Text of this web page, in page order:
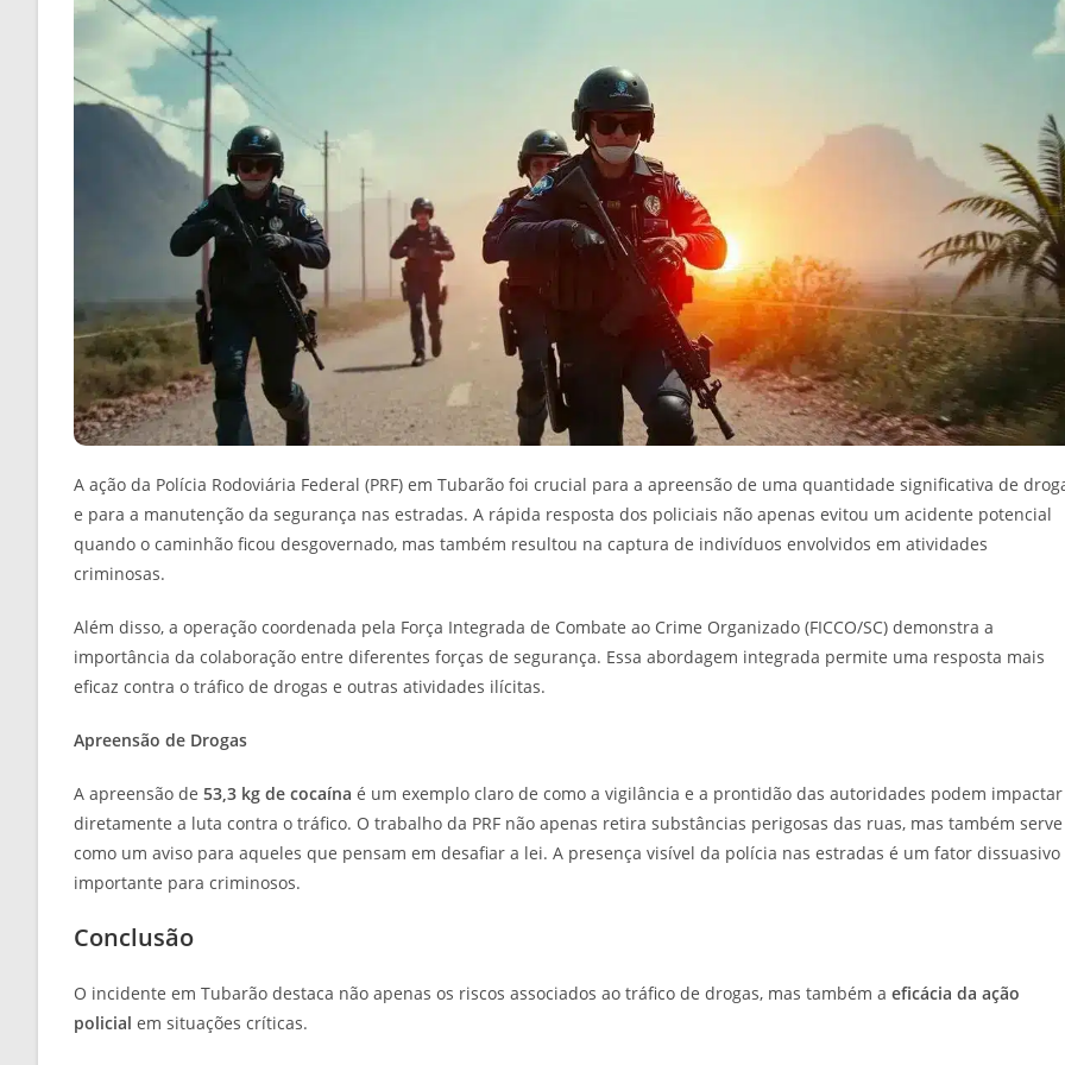
A ação da Polícia Rodoviária Federal (PRF) em Tubarão foi crucial para a apreensão de uma quantidade significativa de
e para a manutenção da segurança nas estradas. A rápida resposta dos policiais não apenas evitou um acidente potencial
quando o caminhão ficou desgovernado, mas também resultou na captura de indivíduos envolvidos em atividades
criminosas.
Além disso, a operação coordenada pela Força Integrada de Combate ao Crime Organizado (FICCO/SC) demonstra a
importância da colaboração entre diferentes forças de segurança. Essa abordagem integrada permite uma resposta mais
eficaz contra o tráfico de drogas e outras atividades ilícitas.
Apreensão de Drogas
A apreensão de 53,3 kg de cocaína é um exemplo claro de como a vigilância e a prontidão das autoridades podem impactar
diretamente a luta contra o tráfico. O trabalho da PRF não apenas retira substâncias perigosas das ruas, mas também serve
como um aviso para aqueles que pensam em desafiar a lei. A presença visível da polícia nas estradas é um fator dissuasivo
importante para criminosos.
Conclusão
O incidente em Tubarão destaca não apenas os riscos associados ao tráfico de drogas, mas também a eficácia da ação
policial em situações críticas.